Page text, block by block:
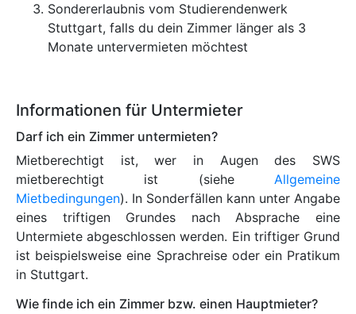
Sondererlaubnis vom Studierendenwerk
Stuttgart, falls du dein Zimmer länger als 3
Monate untervermieten möchtest
Informationen für Untermieter
Darf ich ein Zimmer untermieten?
Mietberechtigt ist, wer in Augen des SWS
mietberechtigt ist (siehe Allgemeine
Mietbedingungen). In Sonderfällen kann unter Angabe
eines triftigen Grundes nach Absprache eine
Untermiete abgeschlossen werden. Ein triftiger Grund
ist beispielsweise eine Sprachreise oder ein Pratikum
in Stuttgart.
Wie finde ich ein Zimmer bzw. einen Hauptmieter?